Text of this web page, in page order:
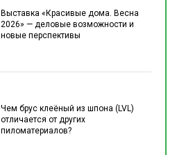
Выставка «Красивые дома. Весна
2026» — деловые возможности и
новые перспективы
Чем брус клеёный из шпона (LVL)
отличается от других
пиломатериалов?